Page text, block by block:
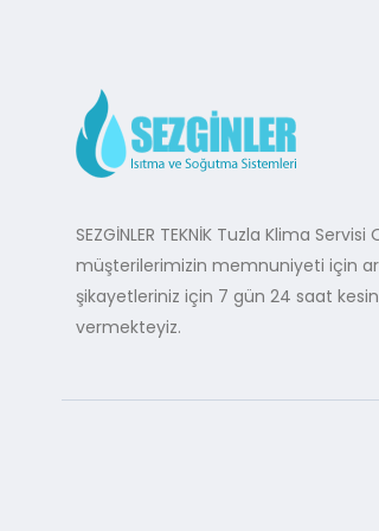
SEZGİNLER TEKNİK Tuzla Klima
müşterilerimizin memnuniyeti için
şikayetleriniz için 7 gün 24 saat
vermekteyiz.